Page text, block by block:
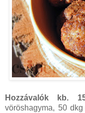
Hozzávalók kb.
vöröshagyma, 50